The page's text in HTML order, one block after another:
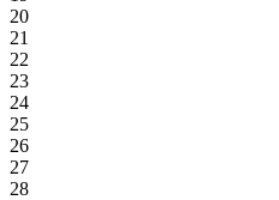
20
21
22
23
24
25
26
27
28